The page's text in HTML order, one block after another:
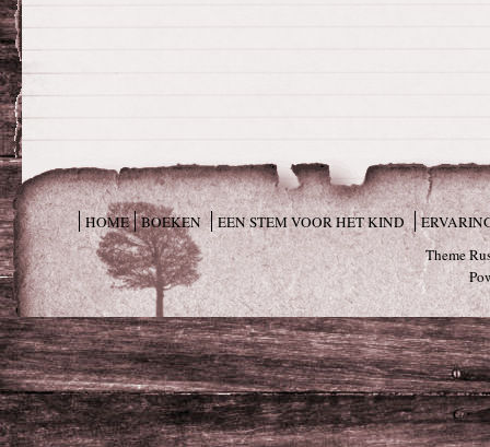
HOME BOEKEN EEN STEM VOOR HET KIND
Theme